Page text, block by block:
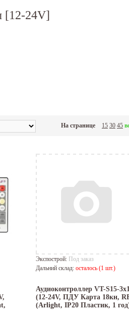
[12-24V]
На странице 15 30 45
Экспострой: Под заказ
Дальний склад: осталось (1 шт.)
Аудиоконтроллер VT-S15-
(12-24V, ПДУ Карта 18кн,
(Arlight, IP20 Пластик, 1